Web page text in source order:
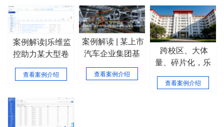
案例解读|乐维监
控助力某大型卷
烟厂构建高效运
维监控体系
查看案例介绍
案例解读 | 某上市
汽车企业集团基
础监控+网管平台
建设实践
查看案例介绍
跨校区、大体
量、碎片化，乐
维综合运维解决
方案破解“双一流”
查看案例介绍